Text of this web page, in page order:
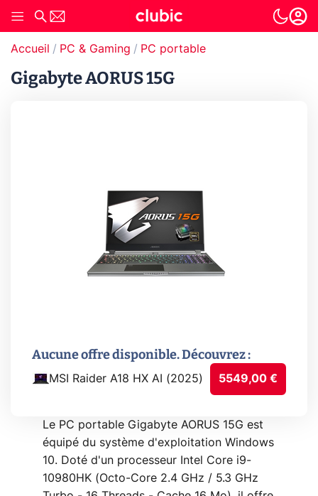
Accueil PC & Gaming PC portable
Gigabyte AORUS 15G
Aucune offre disponible. Découvrez :
MSI Raider A18 HX AI (2025) 5549,00 €
Le PC portable Gigabyte AORUS 15G est
équipé du système d'exploitation Windows
10. Doté d'un processeur Intel Core i9-
10980HK (Octo-Core 2.4 GHz / 5.3 GHz